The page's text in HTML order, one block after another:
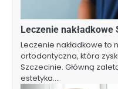
Leczenie nakładkowe
Leczenie nakładkowe
ortodontyczna, która
Szczecinie. Główną
estetyka.…